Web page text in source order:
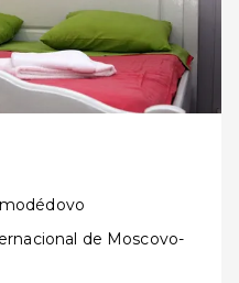
de Moscovo-